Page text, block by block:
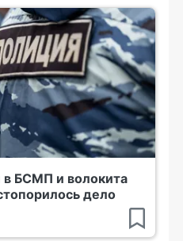
БСМП и волокита
дело